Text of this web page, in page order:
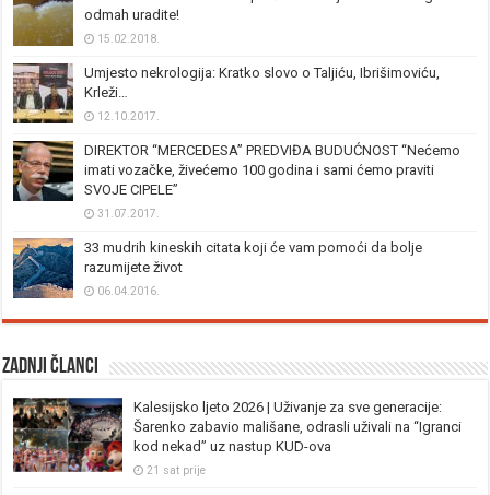
odmah uradite!
15.02.2018.
Umjesto nekrologija: Kratko slovo o Taljiću, Ibrišimoviću,
Krleži…
12.10.2017.
DIREKTOR “MERCEDESA” PREDVIĐA BUDUĆNOST “Nećemo
imati vozačke, živećemo 100 godina i sami ćemo praviti
SVOJE CIPELE”
31.07.2017.
33 mudrih kineskih citata koji će vam pomoći da bolje
razumijete život
06.04.2016.
Zadnji članci
Kalesijsko ljeto 2026 | Uživanje za sve generacije:
Šarenko zabavio mališane, odrasli uživali na “Igranci
kod nekad” uz nastup KUD-ova
21 sat prije